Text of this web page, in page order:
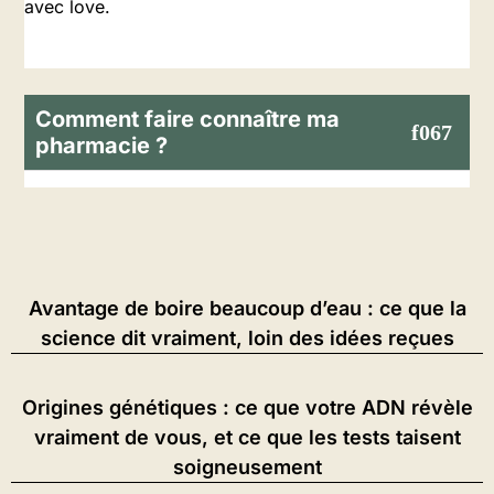
avec love.
Comment faire connaître ma
pharmacie ?
Avantage de boire beaucoup d’eau : ce que la
science dit vraiment, loin des idées reçues
Origines génétiques : ce que votre ADN révèle
vraiment de vous, et ce que les tests taisent
soigneusement